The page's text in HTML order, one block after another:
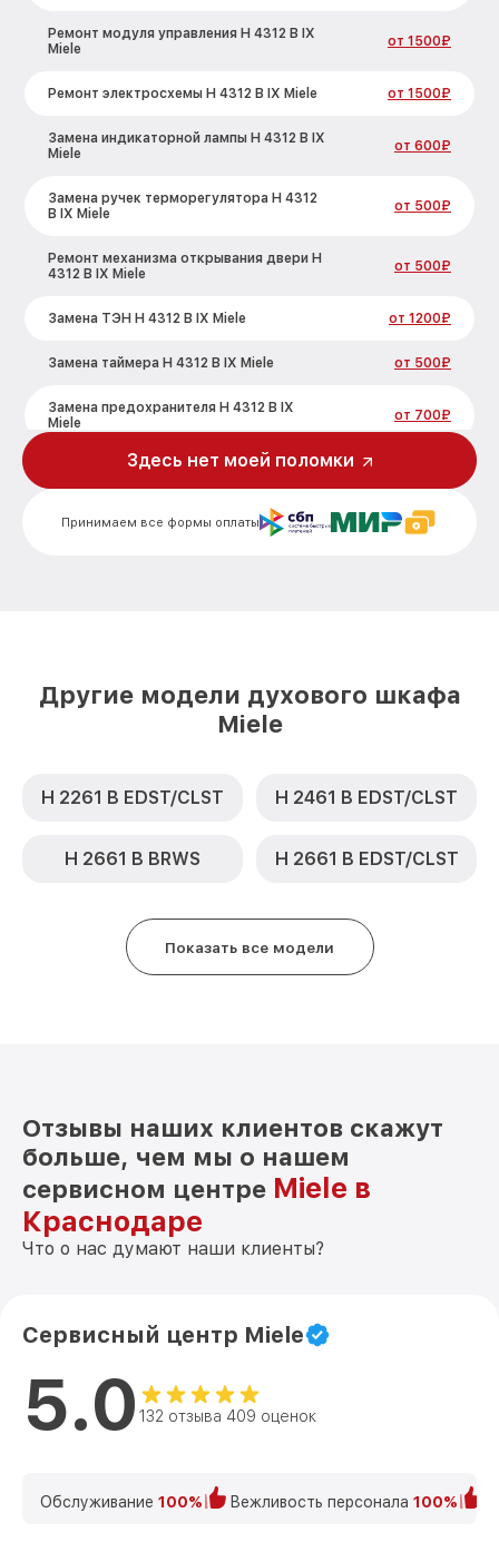
Ремонт модуля управления H 4312 B IX
Miele
от 1500₽
Ремонт электросхемы H 4312 B IX Miele от 1500₽
Замена индикаторной лампы H 4312 B IX
Miele
от 600₽
Замена ручек терморегулятора H 4312
B IX Miele
от 500₽
Ремонт механизма открывания двери H
4312 B IX Miele
от 500₽
Замена ТЭН H 4312 B IX Miele от 1200₽
Замена таймера H 4312 B IX Miele от 500₽
Замена предохранителя H 4312 B IX
Miele
от 700₽
Замена шнура питания H 4312 B IX Miele
Замена термодатчика H 4312 B IX Miele от 900₽
Принимаем все формы оплаты
Здесь нет моей поломки
Другие модели духового шкафа
Miele
H 2261 B EDST/CLST H 2461 B EDST/CLST
H 2661 B BRWS H 2661 B EDST/CLST
Показать все модели
Отзывы наших клиентов скажут
больше, чем мы о нашем
сервисном центре Miele в
Краснодаре
Что о нас думают наши клиенты?
Сервисный центр Miele
5.0 132 отзыва 409 оценок
Обслуживание 100% Вежливость персонала 100%